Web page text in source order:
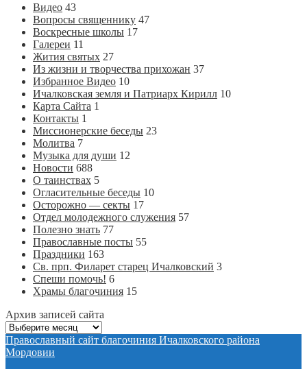
Видео 43
Вопросы священнику 47
Воскресные школы 17
Галереи 11
Жития святых 27
Из жизни и творчества прихожан 37
Избранное Видео 10
Ичалковская земля и Патриарх Кирилл 10
Карта Сайта 1
Контакты 1
Миссионерские беседы 23
Молитва 7
Музыка для души 12
Новости 688
О таинствах 5
Огласительные беседы 10
Осторожно — секты 17
Отдел молодежного служения 57
Полезно знать 77
Православные посты 55
Праздники 163
Св. прп. Филарет старец Ичалковский 3
Спеши помочь! 6
Храмы благочиния 15
Архив записей сайта
Архив
записей
сайта
Православный сайт благочиния Ичалковского района
Мордовии